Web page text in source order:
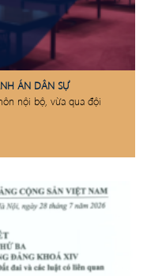
ÁN DÂN SỰ
nội bộ, vừa qua đội